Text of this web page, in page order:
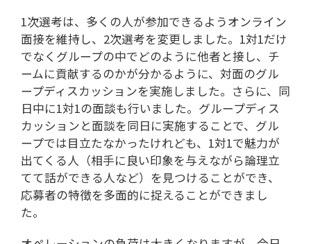
1次選考は、多くの人が参加できるようオンライン
面接を維持し、2次選考を変更しました。1対1だけ
でなくグループの中でどのように他者と接し、チ
ームに貢献するのかが分かるように、対面のグル
ープディスカッションを実施しました。さらに、同
日中に1対1の面談も行いました。グループディス
カッションと面談を同日に実施することで、グル
ープでは目立たなかったけれども、1対1で魅力が
出てくる人（相手に良い印象を与えながら論理立
てて話ができる人など）を見つけることができ、
応募者の特徴を多面的に捉えることができまし
た。